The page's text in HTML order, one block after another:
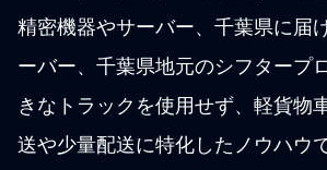
精密機器やサーバー、千葉県に届
ーバー、千葉県地元のシフタープ
きなトラックを使用せず、軽貨物
送や少量配送に特化したノウハウ